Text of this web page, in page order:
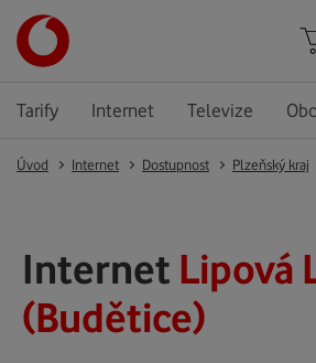
Tarify Internet Televize
Úvod Internet Dostupnost Plzeňský kraj
Internet Lipová
(Budětice)